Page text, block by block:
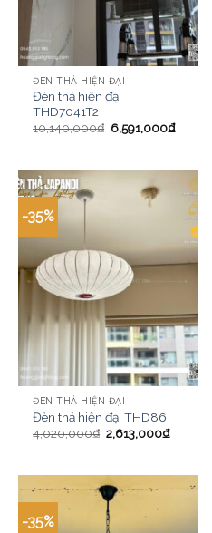
ĐÈN THẢ HIỆN ĐẠI
Đèn thả hiện đại
THD7041T2
10,140,000₫ 6,591,000₫
-35%
ĐÈN THẢ HIỆN ĐẠI
Đèn thả hiện đại THD86
4,020,000₫ 2,613,000₫
-35%